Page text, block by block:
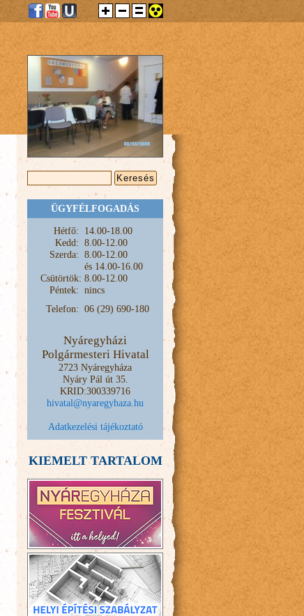
KERESÉS ŰRLAP
ÜGYFÉLFOGADÁS
Hétfő: 14.00-18.00
Kedd: 8.00-12.00
Szerda: 8.00-12.00
és 14.00-16.00
Csütörtök: 8.00-12.00
Péntek: nincs
Telefon: 06 (29) 690-180
Nyáregyházi
Polgármesteri Hivatal
2723 Nyáregyháza
Nyáry Pál út 35.
KRID:300339716
hivatal@nyaregyhaza.hu
Adatkezelési tájékoztató
KIEMELT TARTALOM